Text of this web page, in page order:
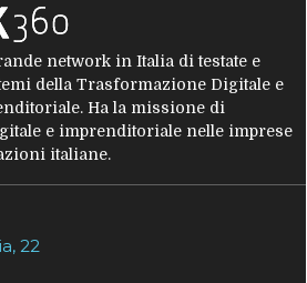
network in Italia di testate e
della Trasformazione Digitale e
Ha la missione di
e imprenditoriale nelle imprese
italiane.
22